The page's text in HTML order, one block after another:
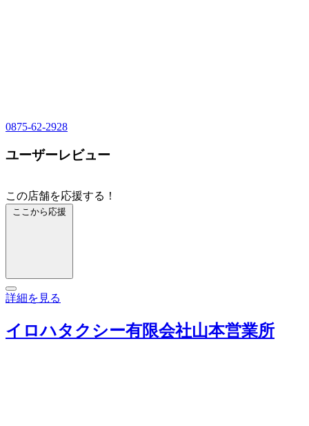
0875-62-2928
ユーザーレビュー
この店舗を応援する！
ここから応援
詳細を見る
イロハタクシー有限会社山本営業所